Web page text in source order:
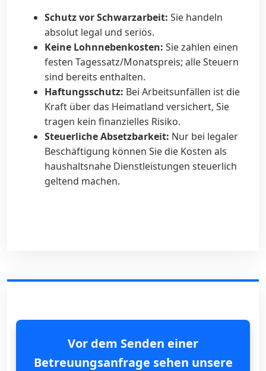
Schutz vor Schwarzarbeit: Sie handeln
absolut legal und seriös.
Keine Lohnnebenkosten: Sie zahlen einen
festen Tagessatz/Monatspreis; alle Steuern
sind bereits enthalten.
Haftungsschutz: Bei Arbeitsunfällen ist die
Kraft über das Heimatland versichert, Sie
tragen kein finanzielles Risiko.
Steuerliche Absetzbarkeit: Nur bei legaler
Beschäftigung können Sie die Kosten als
haushaltsnahe Dienstleistungen steuerlich
geltend machen.
Vor dem Senden einer
Betreuungsanfrage sehen unsere